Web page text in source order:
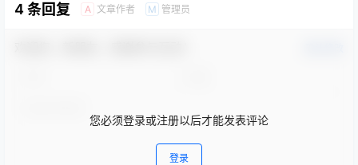
4 条回复 A 文章作者 M 管理员
您必须登录或注册以后才能发表评论
登录